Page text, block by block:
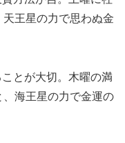
王星の力で思わぬ金
とが大切。木曜の満
海王星の力で金運の